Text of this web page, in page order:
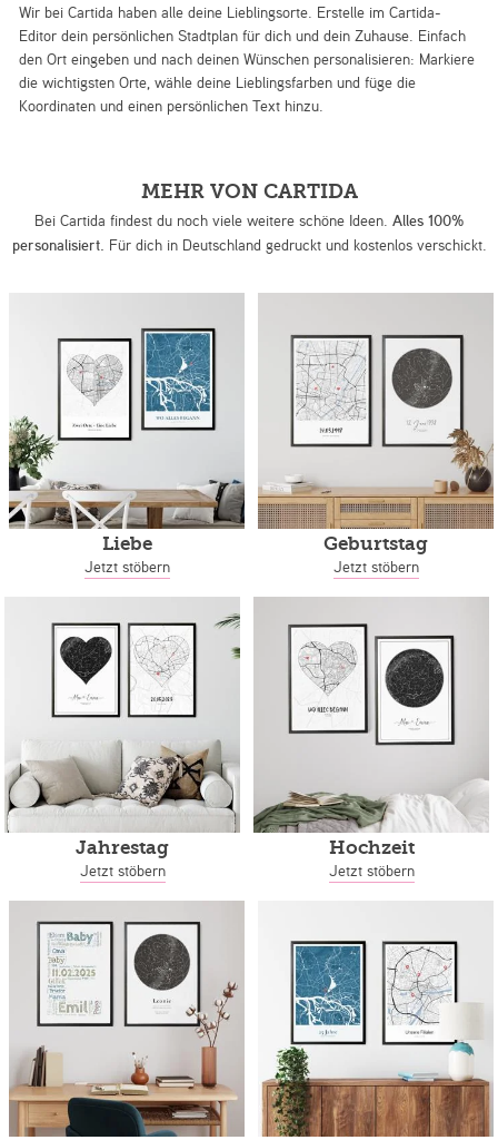
Wir bei Cartida haben alle deine Lieblingsorte. Erstelle im Cartida-
Editor dein persönlichen Stadtplan für dich und dein Zuhause. Einfach
den Ort eingeben und nach deinen Wünschen personalisieren: Markiere
die wichtigsten Orte, wähle deine Lieblingsfarben und füge die
Koordinaten und einen persönlichen Text hinzu.
MEHR VON CARTIDA
Bei Cartida findest du noch viele weitere schöne Ideen. Alles 100%
personalisiert. Für dich in Deutschland gedruckt und kostenlos verschickt.
Liebe
Jetzt stöbern
Geburtstag
Jetzt stöbern
Jahrestag
Jetzt stöbern
Hochzeit
Jetzt stöbern